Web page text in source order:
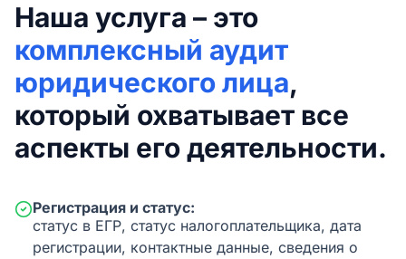
Наша услуга – это
комплексный аудит
юридического лица,
который охватывает все
аспекты его деятельности.
Регистрация и статус:
статус в ЕГР, статус налогоплательщика, дата
регистрации, контактные данные, сведения о